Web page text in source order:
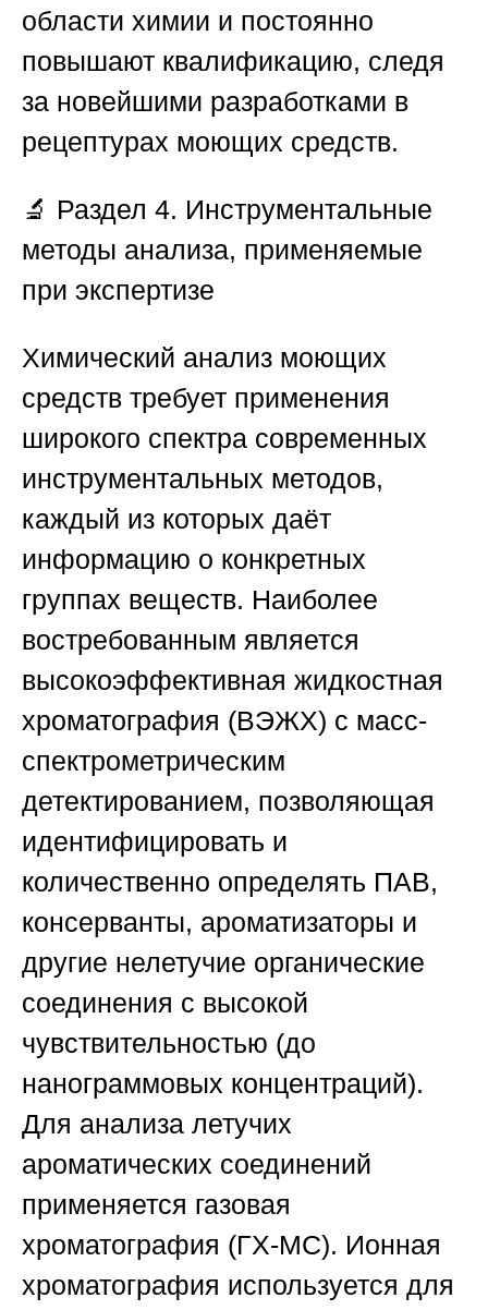
области химии и постоянно
повышают квалификацию, следя
за новейшими разработками в
рецептурах моющих средств.
🔬 Раздел 4. Инструментальные
методы анализа, применяемые
при экспертизе
Химический анализ моющих
средств требует применения
широкого спектра современных
инструментальных методов,
каждый из которых даёт
информацию о конкретных
группах веществ. Наиболее
востребованным является
высокоэффективная жидкостная
хроматография (ВЭЖХ) с масс-
спектрометрическим
детектированием, позволяющая
идентифицировать и
количественно определять ПАВ,
консерванты, ароматизаторы и
другие нелетучие органические
соединения с высокой
чувствительностью (до
нанограммовых концентраций).
Для анализа летучих
ароматических соединений
применяется газовая
хроматография (ГХ-МС). Ионная
хроматография используется для